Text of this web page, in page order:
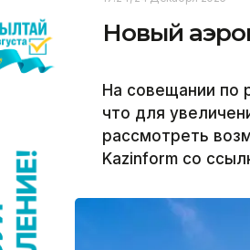
Новый
На совещании по
что для
рассмотреть
Kazinform со